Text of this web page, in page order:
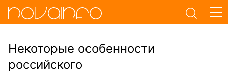
Некоторые особенности
российского